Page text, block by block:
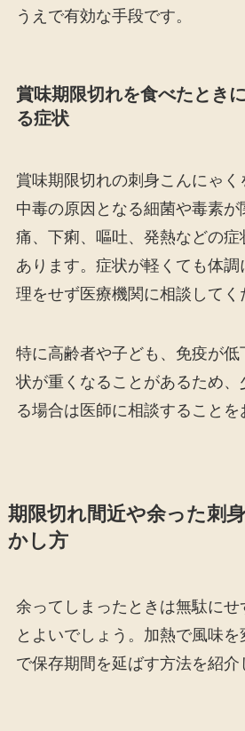
うえで有効な手段です。
賞味期限切れを食べたとき
る症状
賞味期限切れの刺身こんにゃ
中毒の原因となる細菌や毒素が
痛、下痢、嘔吐、発熱などの
あります。症状が軽くても体
理をせず医療機関に相談してく
特に高齢者や子ども、免疫が低
状が重くなることがあるため、
る場合は医師に相談することを
期限切れ間近や余った刺
かし方
余ってしまったときは無駄にせ
とよいでしょう。加熱で風味
で保存期間を延ばす方法を紹介